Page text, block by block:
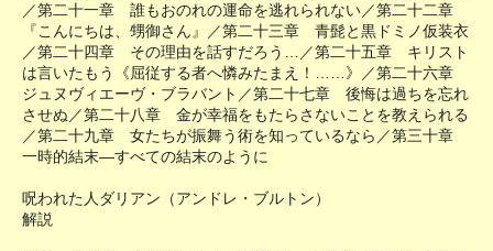
／第二十一章 誰もおのれの運命を逃れられない／第二十二章
『こんにちは、甥御さん』／第二十三章 青髭と黒ドミノ仮装衣
／第二十四章 その理由を話すだろう…／第二十五章 キリスト
は言いたもう《屈従する者へ憐みたまえ！……》／第二十六章
ジュヌヴィエーヴ・ブラバント／第二十七章 後悔は過ちを忘れ
させぬ／第二十八章 金が幸福をもたらさないことを教えられる
／第二十九章 女たちが振舞う術を知っているなら／第三十章
一時的結末―すべての結末のように
呪われた人ダリアン（アンドレ・ブルトン）
解説